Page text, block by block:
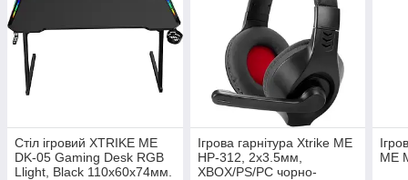
Стіл ігровий XTRIKE ME
DK-05 Gaming Desk RGB
Llight, Black 110x60x74мм.
Ігрова гарнітура Xtrike ME
HP-312, 2x3.5мм,
XBOX/PS/PC чорно-
ME